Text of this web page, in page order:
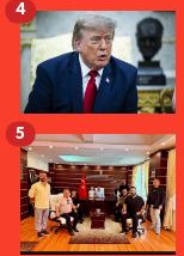
4
5